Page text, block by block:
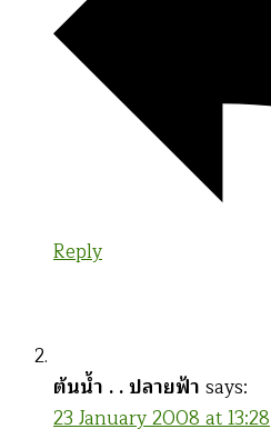
Reply
ต้นน้ำ . . ปลายฟ้า says:
23 January 2008 at 13:28